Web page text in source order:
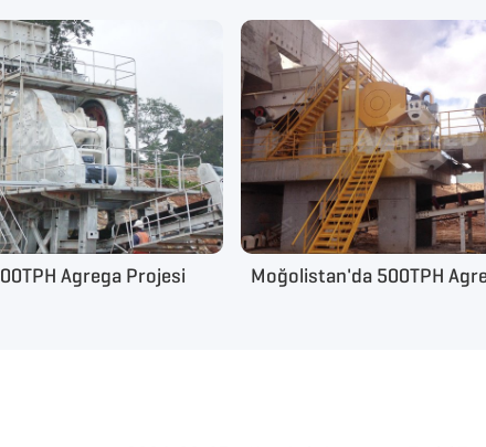
Agrega Projesi Moğolistan'da 500TPH